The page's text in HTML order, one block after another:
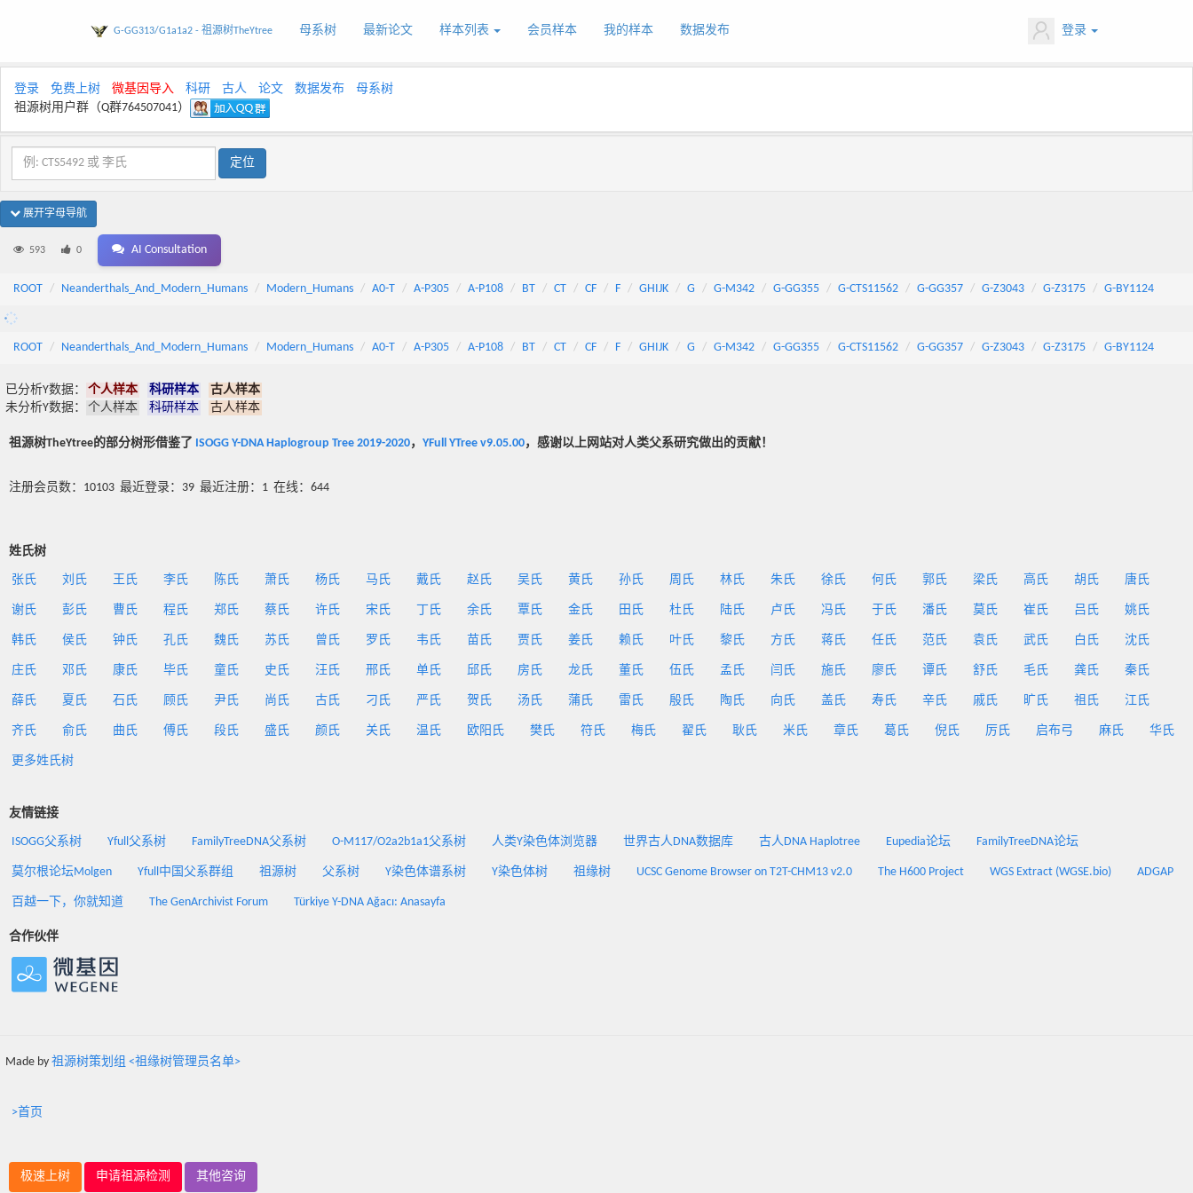
G-GG313/G1a1a2 - 祖源树TheYtree 母系树 最新论文 样本列表 会员样本 我的样本 数据发布 登录
登录 免费上树 微基因导入 科研 古人 论文 数据发布
母系树
祖源树用户群（Q群764507041）
展开字母导航
593 0 AI Consultation
ROOT Neanderthals_And_Modern_Humans Modern_Humans A0-T A-P305 A-P108 BT CT CF F GHIJK G G-M342 G-GG355 G-CTS11562 G-GG357 G-Z3043 G-Z3175 G-BY1124
ROOT Neanderthals_And_Modern_Humans Modern_Humans A0-T A-P305 A-P108 BT CT CF F GHIJK G G-M342 G-GG355 G-CTS11562 G-GG357 G-Z3043 G-Z3175 G-BY1124
已分析Y数据： 个人样本 科研样本
古人样本
未分析Y数据：
个人样本 科研样本 古人样本
祖源树TheYtree的部分树形借鉴了 ISOGG Y-DNA Haplogroup Tree 2019-2020， YFull YTree v9.05.00，感谢以上网站对人类父系研究做出的贡献！
注册会员数：10103 最近登录：39 最近注册：1 在线：644
姓氏树
张氏 刘氏 王氏 李氏 陈氏 萧氏 杨氏 马氏 戴氏 赵氏 吴氏 黄氏 孙氏 周氏 林氏 朱氏 徐氏 何氏 郭氏 梁氏 高氏 胡氏 唐氏
谢氏 彭氏 曹氏 程氏 郑氏 蔡氏 许氏 宋氏 丁氏 余氏 覃氏 金氏 田氏 杜氏 陆氏 卢氏 冯氏 于氏 潘氏 莫氏 崔氏 吕氏 姚氏
韩氏 侯氏 钟氏 孔氏 魏氏 苏氏 曾氏 罗氏 韦氏 苗氏 贾氏 姜氏 赖氏 叶氏 黎氏 方氏 蒋氏 任氏 范氏 袁氏 武氏 白氏 沈氏
庄氏 邓氏 康氏 毕氏 童氏 史氏 汪氏 邢氏 单氏 邱氏 房氏 龙氏 董氏 伍氏 孟氏 闫氏 施氏 廖氏 谭氏 舒氏 毛氏 龚氏 秦氏
薛氏 夏氏 石氏 顾氏 尹氏 尚氏 古氏 刁氏 严氏 贺氏 汤氏 蒲氏 雷氏 殷氏 陶氏 向氏 盖氏 寿氏 辛氏 戚氏 旷氏 祖氏 江氏
齐氏 俞氏 曲氏 傅氏 段氏 盛氏 颜氏 关氏 温氏 欧阳氏 樊氏 符氏 梅氏 翟氏 耿氏 米氏 章氏 葛氏 倪氏 厉氏 启布弓 麻氏 华氏
更多姓氏树
友情链接
ISOGG父系树 Yfull父系树 FamilyTreeDNA父系树 O-M117/O2a2b1a1父系树 人类Y染色体浏览器 世界古人DNA数据库 古人DNA Haplotree Eupedia论坛 FamilyTreeDNA论坛
莫尔根论坛Molgen Yfull中国父系群组 祖源树 父系树 Y染色体谱系树 Y染色体树 祖缘树 UCSC Genome Browser on T2T-CHM13 v2.0 The H600 Project WGS Extract (WGSE.bio) ADGAP
百越一下，你就知道 The GenArchivist Forum Türkiye Y-DNA Ağacı: Anasayfa
合作伙伴
Made by 祖源树策划组 <祖缘树管理员名单>
>首页
极速上树 申请祖源检测 其他咨询